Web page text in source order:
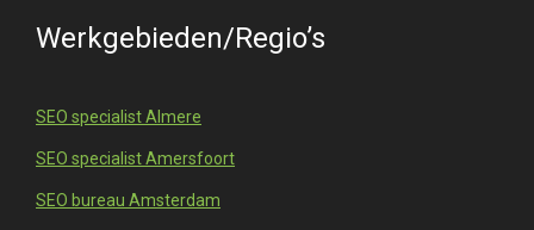
Werkgebieden/Regio’s
SEO specialist Almere
SEO specialist Amersfoort
SEO bureau Amsterdam